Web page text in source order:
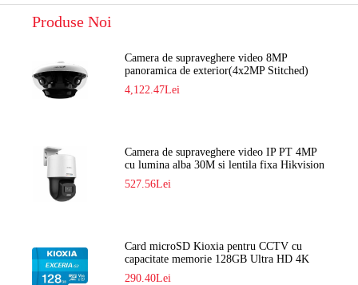
Produse Noi
Camera de supraveghere video 8MP
panoramica de exterior(4x2MP Stitched)
Navaio NGC-7482PR
4,122.47Lei
Camera de supraveghere video IP PT 4MP
cu lumina alba 30M si lentila fixa Hikvision
DS-2DE2C400SCG-E F1
527.56Lei
Card microSD Kioxia pentru CCTV cu
capacitate memorie 128GB Ultra HD 4K
LMEX2L128GG2
290.40Lei